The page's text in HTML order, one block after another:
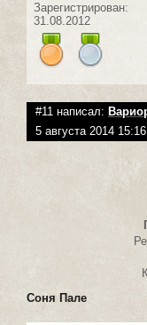
Зарегистрирован:
31.08.2012
#11 написал:
5 августа 2014 15:16
Соня Пале